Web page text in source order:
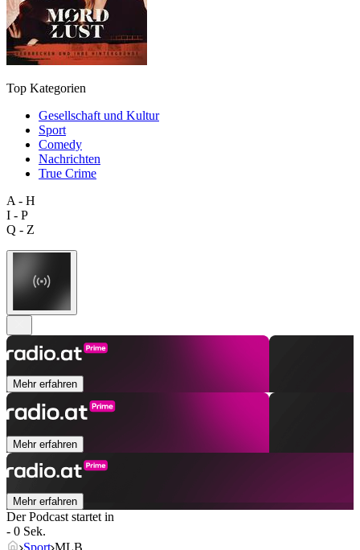
Top Kategorien
Gesellschaft und Kultur
Sport
Comedy
Nachrichten
True Crime
A - H
I - P
Q - Z
Mehr erfahren
Mehr erfahren
Mehr erfahren
Der Podcast startet in
- 0 Sek.